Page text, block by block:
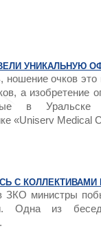
УНИКАЛЬНУЮ
ношение очков
а
в Уральске
«Uniserv Medical
С КОЛЛЕКТИВАМИ
ЗКО министры
Одна из